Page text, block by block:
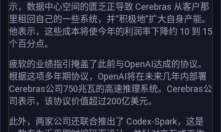
示，数据中心空间的匮乏正导致 Cerebras 从客户那
里租回自己的一些系统，并“积极地”扩大自身产能。
他表示，这些成本将使今年的利润率下降约 10 到 15
个百分点。
疲软的业绩指引掩盖了此前与OpenAI达成的协议。
根据这项多年期协议，OpenAI将在未来几年内部署
Cerebras公司750兆瓦的高速推理系统。Cerebras公
司表示，该协议价值超过200亿美元。
此外，两家公司还联合推出了 Codex-Spark，这是